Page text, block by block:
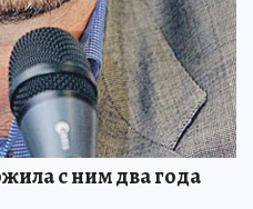
с ним два года